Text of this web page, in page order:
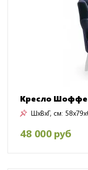
Кресло
ШxВxГ, см:
48 000 руб